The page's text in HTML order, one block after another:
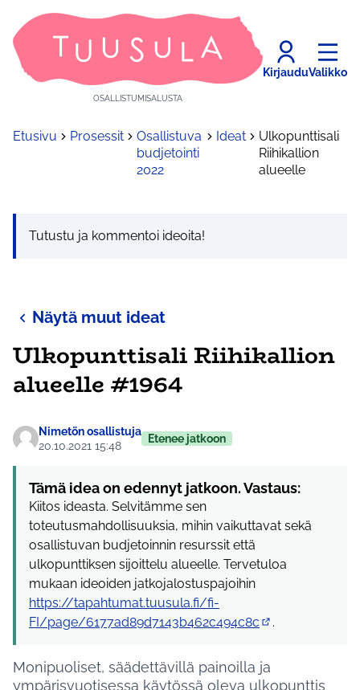
OSALLISTUMISALUSTA
KirjauduValikko
Etusivu Prosessit
Osallistuva
budjetointi
2022
Ideat
Ulkopunttisali
Riihikallion
alueelle
Tutustu ja kommentoi ideoita!
Näytä muut ideat
Ulkopunttisali Riihikallion
alueelle #1964
Nimetön osallistuja
20.10.2021 15:48
Etenee jatkoon
Tämä idea on edennyt jatkoon. Vastaus:
Kiitos ideasta. Selvitämme sen
toteutusmahdollisuuksia, mihin vaikuttavat sekä
osallistuvan budjetoinnin resurssit että
ulkopunttiksen sijoittelu alueelle. Tervetuloa
mukaan ideoiden jatkojalostuspajoihin
https://tapahtumat.tuusula.fi/fi-
FI/page/6177ad89d7143b462c494c8c
.
Monipuoliset, säädettävillä painoilla ja
ympärisvuotisessa käytössä oleva ulkopunttis